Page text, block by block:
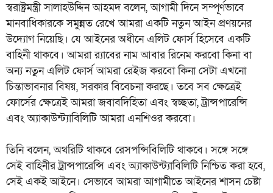
স্বরাষ্ট্রমন্ত্রী সালাহউদ্দিন আহমদ বলেন, আগামী দিনে সম্পূর্ণভাবে
মানবাধিকারকে সমুন্নত রেখে আমরা একটি নতুন আইন প্রণয়নের
উদ্যোগ নিয়েছি। যে আইনের অধীনে এলিট ফোর্স হিসেবে একটি
বাহিনী থাকবে। আমরা র‍্যাবের নাম আবার রিনেম করবো কিনা বা
অন্য নতুন এলিট ফোর্স আমরা রেইজ করবো কিনা সেটা এখনো
চিন্তাভাবনার বিষয়, সরকার বিবেচনা করছে। তবে সব ক্ষেত্রেই
ফোর্সের ক্ষেত্রেই আমরা জবাবদিহিতা এবং স্বচ্ছতা, ট্রান্সপারেন্সি
এবং অ্যাকাউন্ট্যাবিলিটি আমরা এনশিওর করবো।
তিনি বলেন, অথরিটি থাকবে রেসপন্সিবিলিটি থাকবে। সঙ্গে সঙ্গে
সেই বাহিনীর ট্রান্সপারেন্সি এবং অ্যাকাউন্ট্যাবিলিটি নিশ্চিত করা হবে,
সেই একই আইনে। সেভাবে আমরা আগামীতে আইনের শাসন চেষ্টা